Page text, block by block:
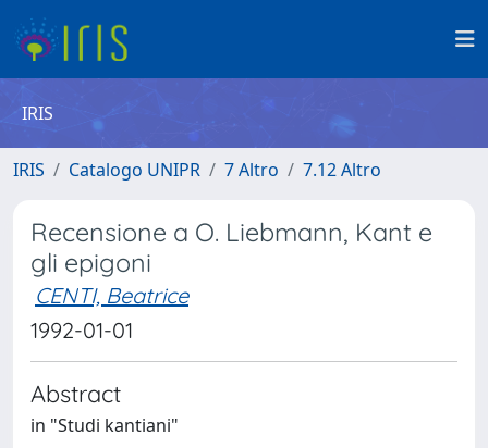
IRIS
IRIS Catalogo UNIPR 7 Altro 7.12 Altro
Recensione a O. Liebmann, Kant e
gli epigoni
CENTI, Beatrice
1992-01-01
Abstract
in "Studi kantiani"